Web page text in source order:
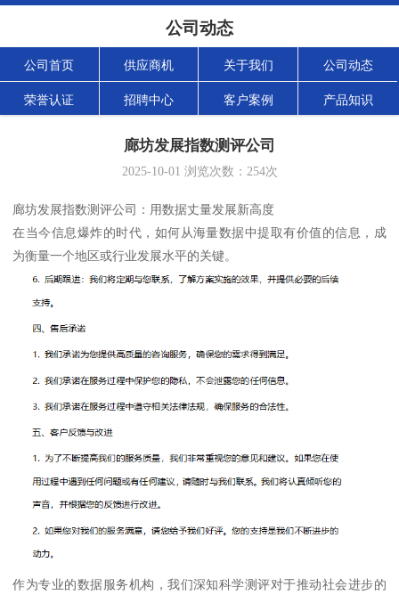
公司动态
公司首页 供应商机 关于我们 公司动态
荣誉认证 招聘中心 客户案例 产品知识
廊坊发展指数测评公司
2025-10-01 浏览次数： 254次
廊坊发展指数测评公司：用数据丈量发展新高度
在当今信息爆炸的时代，如何从海量数据中提取有价值的信息，成
为衡量一个地区或行业发展水平的关键。
作为专业的数据服务机构，我们深知科学测评对于推动社会进步的